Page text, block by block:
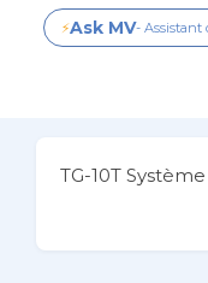
⚡Ask MV- Assistant
TG-10T